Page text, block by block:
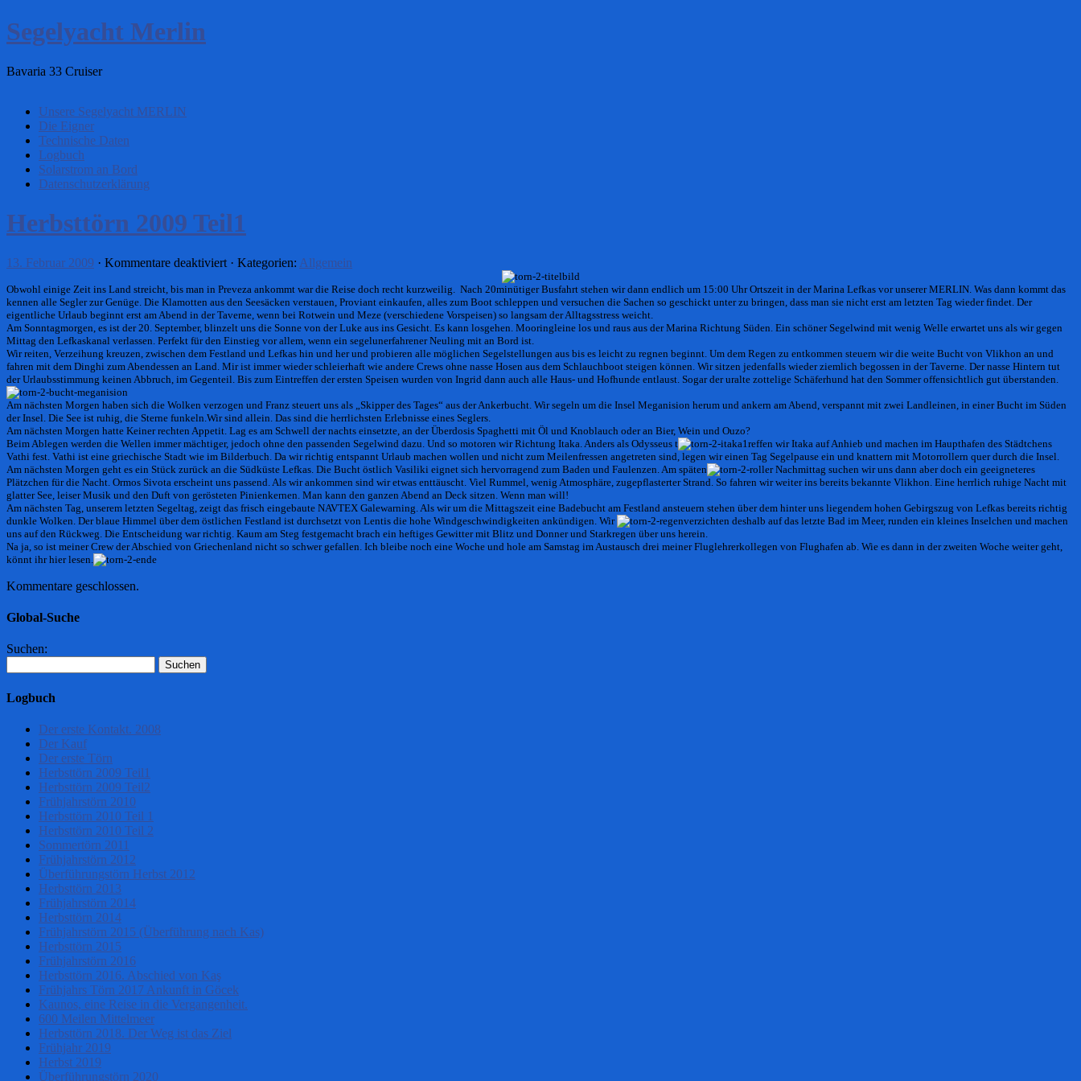
Segelyacht Merlin
Bavaria 33 Cruiser
Unsere Segelyacht MERLIN
Die Eigner
Technische Daten
Logbuch
Solarstrom an Bord
Datenschutzerklärung
Herbsttörn 2009 Teil1
13. Februar 2009 · Kommentare deaktiviertfür
2009
Teil1
· Kategorien: Allgemein
Obwohl einige Zeit ins Land streicht, bis man in Preveza ankommt war die Reise doch recht kurzweilig.
Nach 20minütiger Busfahrt stehen wir dann endlich um 15:00 Uhr Ortszeit in der Marina Lefkas vor unserer MERLIN. Was dann kommt das
kennen alle Segler zur Genüge. Die Klamotten aus den Seesäcken verstauen, Proviant einkaufen, alles zum Boot schleppen und versuchen die Sachen so geschickt unter zu bringen, dass man sie nicht erst am letzten Tag wieder findet. Der
eigentliche Urlaub beginnt erst am Abend in der Taverne, wenn bei Rotwein und Meze (verschiedene Vorspeisen) so langsam der Alltagsstress weicht.
Am Sonntagmorgen, es ist der 20. September, blinzelt uns die Sonne von der Luke aus ins Gesicht. Es kann losgehen. Mooringleine los und raus aus der Marina Richtung Süden. Ein schöner Segelwind mit wenig Welle erwartet uns als wir gegen
Mittag den Lefkaskanal verlassen. Perfekt für den Einstieg vor allem, wenn ein segelunerfahrener Neuling mit an Bord ist.
Wir reiten, Verzeihung kreuzen, zwischen dem Festland und Lefkas hin und her und probieren alle möglichen Segelstellungen aus bis es leicht zu regnen beginnt. Um dem Regen zu entkommen steuern wir die weite Bucht von Vlikhon an und
fahren mit dem Dinghi zum Abendessen an Land. Mir ist immer wieder schleierhaft wie andere Crews ohne nasse Hosen aus dem Schlauchboot steigen können. Wir sitzen jedenfalls wieder ziemlich begossen in der Taverne. Der nasse Hintern tut
der Urlaubsstimmung keinen Abbruch, im Gegenteil. Bis zum Eintreffen der ersten Speisen wurden von Ingrid dann auch alle Haus- und Hofhunde entlaust. Sogar der uralte zottelige Schäferhund hat den Sommer offensichtlich gut überstanden.
Am nächsten Morgen haben sich die Wolken verzogen und Franz steuert uns als „Skipper des Tages“ aus der Ankerbucht. Wir segeln um die Insel Meganision herum und ankern am Abend, verspannt mit zwei Landleinen, in einer Bucht im Süden
der Insel. Die See ist ruhig, die Sterne funkeln.Wir sind allein. Das sind die herrlichsten Erlebnisse eines Seglers.
Am nächsten Morgen hatte Keiner rechten Appetit. Lag es am Schwell der nachts einsetzte, an der Überdosis Spaghetti mit Öl und Knoblauch oder an Bier, Wein und Ouzo?
Beim Ablegen werden die Wellen immer mächtiger, jedoch ohne den passenden Segelwind dazu. Und so motoren wir Richtung Itaka. Anders als Odysseus t
reffen wir Itaka auf Anhieb und machen im Haupthafen des Städtchens
Vathi fest. Vathi ist eine griechische Stadt wie im Bilderbuch. Da wir richtig entspannt Urlaub machen wollen und nicht zum Meilenfressen angetreten sind, legen wir einen Tag Segelpause ein und knattern mit Motorrollern quer durch die Insel.
Am nächsten Morgen geht es ein Stück zurück an die Südküste Lefkas. Die Bucht östlich Vasiliki eignet sich hervorragend zum Baden und Faulenzen. Am späten
Nachmittag suchen wir uns dann aber doch ein geeigneteres
Plätzchen für die Nacht. Ormos Sivota erscheint uns passend. Als wir ankommen sind wir etwas enttäuscht. Viel Rummel, wenig Atmosphäre, zugepflasterter Strand. So fahren wir weiter ins bereits bekannte Vlikhon . Eine herrlich ruhige Nacht mit
glatter See, leiser Musik und den Duft von gerösteten Pinienkernen. Man kann den ganzen Abend an Deck sitzen. Wenn man will!
Am nächsten Tag, unserem letzten Segeltag, zeigt das frisch eingebaute NAVTEX Galewarning. Als wir um die Mittagszeit eine Badebucht am Festland ansteuern stehen über dem hinter uns liegendem hohen Gebirgszug von Lefkas bereits richtig
dunkle Wolken. Der blaue Himmel über dem östlichen Festland ist durchsetzt von Lentis die hohe Windgeschwindigkeiten ankündigen. Wir
verzichten deshalb auf das letzte Bad im Meer, runden ein kleines Inselchen und machen
uns auf den Rückweg. Die Entscheidung war richtig. Kaum am Steg festgemacht brach ein heftiges Gewitter mit Blitz und Donner und Starkregen über uns herein.
Na ja, so ist meiner Crew der Abschied von Griechenland nicht so schwer gefallen. Ich bleibe noch eine Woche und hole am Samstag im Austausch drei meiner Fluglehrerkollegen von Flughafen ab. Wie es dann in der zweiten Woche weiter geht,
könnt ihr hier lesen.
Kommentare geschlossen.
Global-Suche
Suchen:
Logbuch
Der erste Kontakt. 2008
Der Kauf
Der erste Törn
Herbsttörn 2009 Teil1
Herbsttörn 2009 Teil2
Frühjahrstörn 2010
Herbsttörn 2010 Teil 1
Herbsttörn 2010 Teil 2
Sommertörn 2011
Frühjahrstörn 2012
Überführungstörn Herbst 2012
Herbsttörn 2013
Frühjahrstörn 2014
Herbsttörn 2014
Frühjahrstörn 2015 (Überführung nach Kas)
Herbsttörn 2015
Frühjahrstörn 2016
Herbsttörn 2016. Abschied von Kaş
Frühjahrs Törn 2017 Ankunft in Göcek
Kaunos, eine Reise in die Vergangenheit.
600 Meilen Mittelmeer
Herbsttörn 2018. Der Weg ist das Ziel
Frühjahr 2019
Herbst 2019
Überführungstörn 2020